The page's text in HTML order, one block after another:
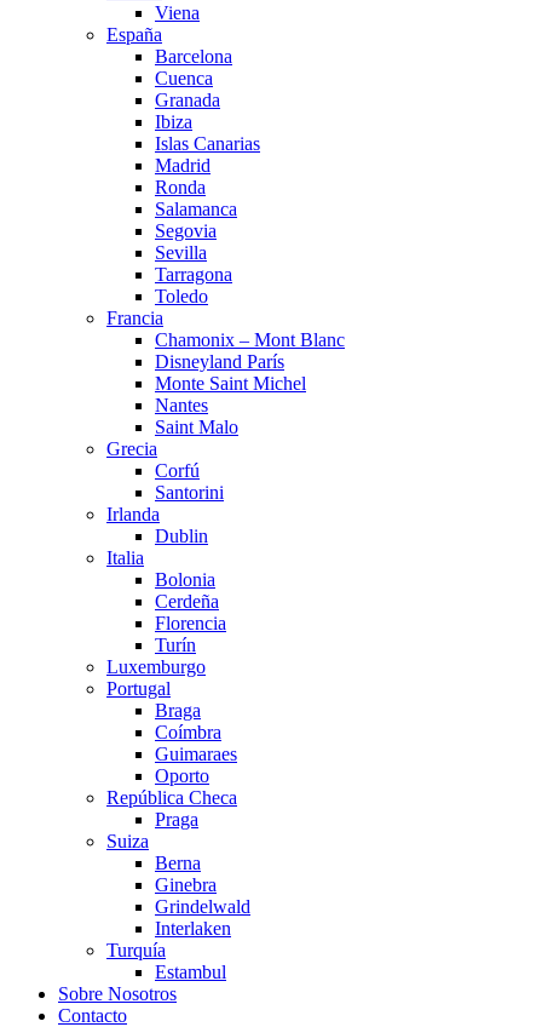
Viena
España
Barcelona
Cuenca
Granada
Ibiza
Islas Canarias
Madrid
Ronda
Salamanca
Segovia
Sevilla
Tarragona
Toledo
Francia
Chamonix – Mont Blanc
Disneyland París
Monte Saint Michel
Nantes
Saint Malo
Grecia
Corfú
Santorini
Irlanda
Dublin
Italia
Bolonia
Cerdeña
Florencia
Turín
Luxemburgo
Portugal
Braga
Coímbra
Guimaraes
Oporto
República Checa
Praga
Suiza
Berna
Ginebra
Grindelwald
Interlaken
Turquía
Estambul
Sobre Nosotros
Contacto